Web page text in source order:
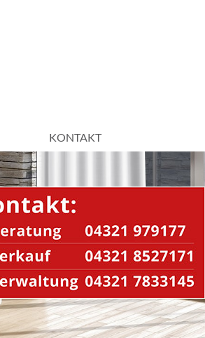
KONTAKT